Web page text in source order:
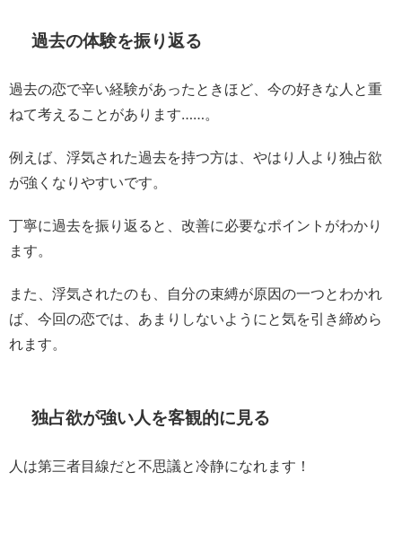
過去の体験を振り返る
過去の恋で辛い経験があったときほど、今の好きな人と重
ねて考えることがあります……。
例えば、浮気された過去を持つ方は、やはり人より独占欲
が強くなりやすいです。
丁寧に過去を振り返ると、改善に必要なポイントがわかり
ます。
また、浮気されたのも、自分の束縛が原因の一つとわかれ
ば、今回の恋では、あまりしないようにと気を引き締めら
れます。
独占欲が強い人を客観的に見る
人は第三者目線だと不思議と冷静になれます！